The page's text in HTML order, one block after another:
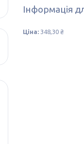
Інформація
Ціна: 348,30 ₴